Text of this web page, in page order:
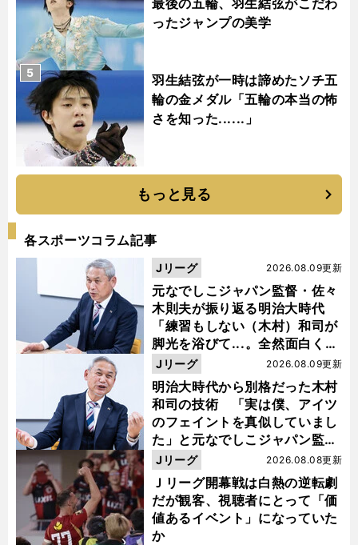
最後の五輪、羽生結弦がこだわ
ったジャンプの美学
羽生結弦が一時は諦めたソチ五
輪の金メダル「五輪の本当の怖
さを知った......」
5
もっと見る
各スポーツコラム記事
元なでしこジャパン監督・佐々
木則夫が振り返る明治大時代
「練習もしない（木村）和司が
脚光を浴びて...。全然面白くな
い４年間でした」
2026.08.09更新
Jリーグ
明治大時代から別格だった木村
和司の技術 「実は僕、アイツ
のフェイントを真似していまし
た」と元なでしこジャパン監
督・佐々木則夫
2026.08.09更新
Jリーグ
Ｊリーグ開幕戦は白熱の逆転劇
だが観客、視聴者にとって「価
値あるイベント」になっていた
か
2026.08.08更新
Jリーグ